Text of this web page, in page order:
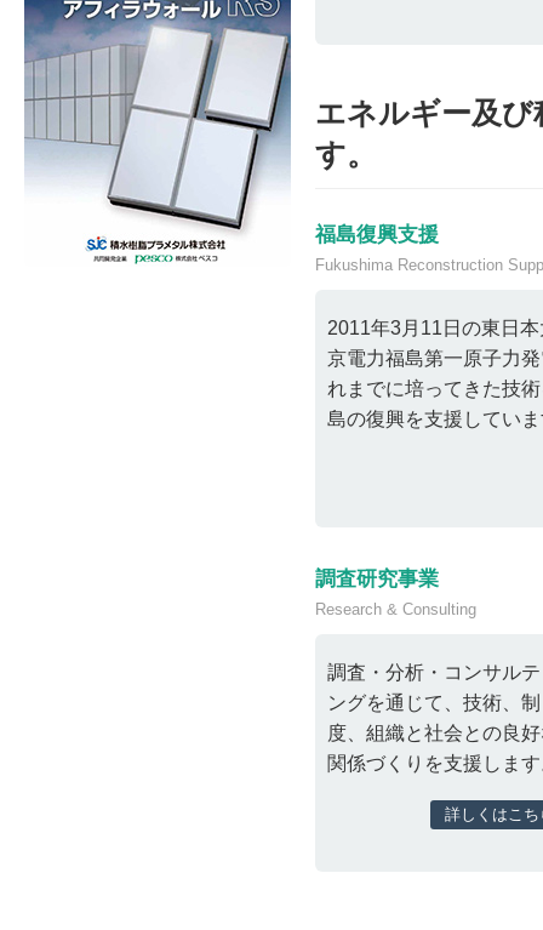
エネルギー及
す。
福島復興支援
Fukushima Reconstruction
2011年3月11日の東日
京電力福島第一原子力
れまでに培ってきた技
島の復興を支援してい
調査研究事業
Research & Consulting
調査・分析・コンサル
ングを通じて、技術、制
度、組織と社会との良
関係づくりを支援しま
詳しくはこち